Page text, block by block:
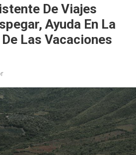
De Viajes
Ayuda En La
Las Vacaciones